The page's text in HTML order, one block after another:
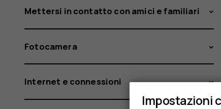
Mettersi in contatto con amici e familiari
Fotocamera
Internet e connessioni
Impostazioni